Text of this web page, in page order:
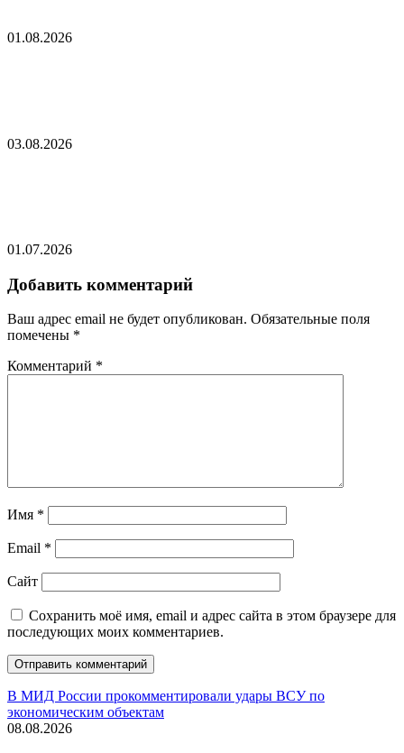
01.08.2026
03.08.2026
01.07.2026
Добавить комментарий
Ваш адрес email не будет опубликован. Обязательные поля
помечены *
Комментарий *
Имя *
Email *
Сайт
Сохранить моё имя, email и адрес сайта в этом браузере для
последующих моих комментариев.
В МИД России прокомментировали удары ВСУ по
экономическим объектам
08.08.2026